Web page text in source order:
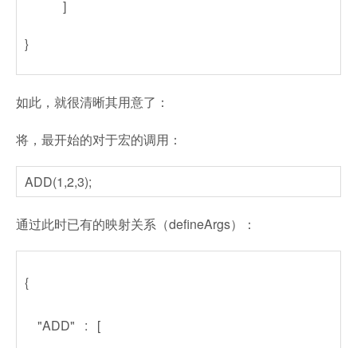
]
}
如此，就很清晰其用意了：
将，最开始的对于宏的调用：
ADD(1,2,3);
通过此时已有的映射关系（defineArgs）：
{
"ADD" : [